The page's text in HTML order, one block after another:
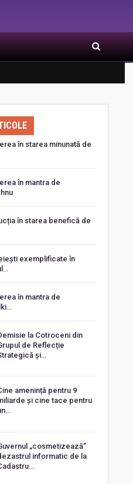
în starea minunată de
în mantra de
în starea benefică de
exemplificate în
în mantra de
la Cotroceni din
de Reflecție
și…
amenință pentru 9
și cine tace pentru
„cosmetizează”
informatic de la